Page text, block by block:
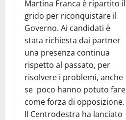
Martina Franca è ripartito il
grido per riconquistare il
Governo. Ai candidati è
stata richiesta dai partner
una presenza continua
rispetto al passato, per
risolvere i problemi, anche
se poco hanno potuto fare
come forza di opposizione.
Il Centrodestra ha lanciato